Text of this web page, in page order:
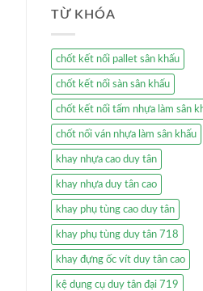
TỪ KHÓA
chốt kết nối pallet sân khấu
chốt kết nối sàn sân khấu
chốt kết nối tấm nhựa làm sân
chốt nối ván nhựa làm sân khấu
khay nhựa cao duy tân
khay nhựa duy tân cao
khay phụ tùng cao duy tân
khay phụ tùng duy tân 718
khay đựng ốc vít duy tân cao
kệ dụng cụ duy tân đại 719